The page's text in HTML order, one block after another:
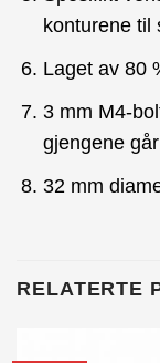
konturene til
Laget av 80
3 mm M4-
gjengene går
32 mm
RELATERTE